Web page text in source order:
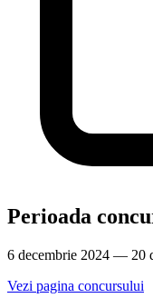
Perioada
6 decembrie 2024 — 20
Vezi pagina concursului